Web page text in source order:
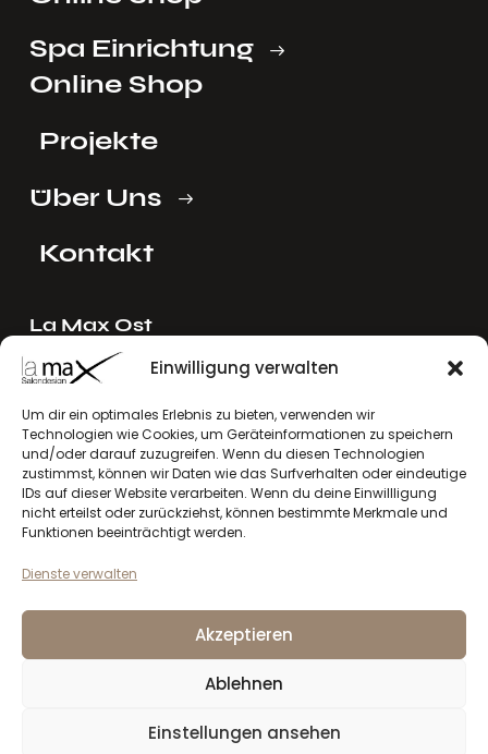
Einwilligung verwalten
Um dir ein optimales Erlebnis zu bieten, verwenden wir
Technologien wie Cookies, um Geräteinformationen zu speichern
und/oder darauf zuzugreifen. Wenn du diesen Technologien
zustimmst, können wir Daten wie das Surfverhalten oder eindeutige
IDs auf dieser Website verarbeiten. Wenn du deine Einwillligung
nicht erteilst oder zurückziehst, können bestimmte Merkmale und
Funktionen beeinträchtigt werden.
Dienste verwalten
Akzeptieren
Ablehnen
Einstellungen ansehen
Spa Einrichtung
Online Shop
Projekte
Über Uns
Kontakt
La Max Ost
Ing. Reinhard Mayer e.U.
Stadlgasse 4
2122 Riedenthal, Austria
E-Mail:mayer[at]lamax.at
+436643432630
La Max West
Andreas Larcher e.U.
6410 Telfs, Austria
larcher[at]lamax.at
Datenschutzerklärung Impressum